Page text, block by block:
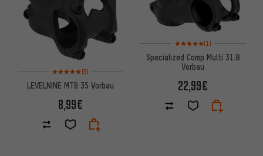
Bewertungen: 5 von 5 basierend auf 5 Bewertungen
(5)
LEVELNINE MTB 35 Vorbau
8,99€
Bewertungen: 5 von 5
(1)
Specialized Comp Multi 31.8
Vorbau
22,99€